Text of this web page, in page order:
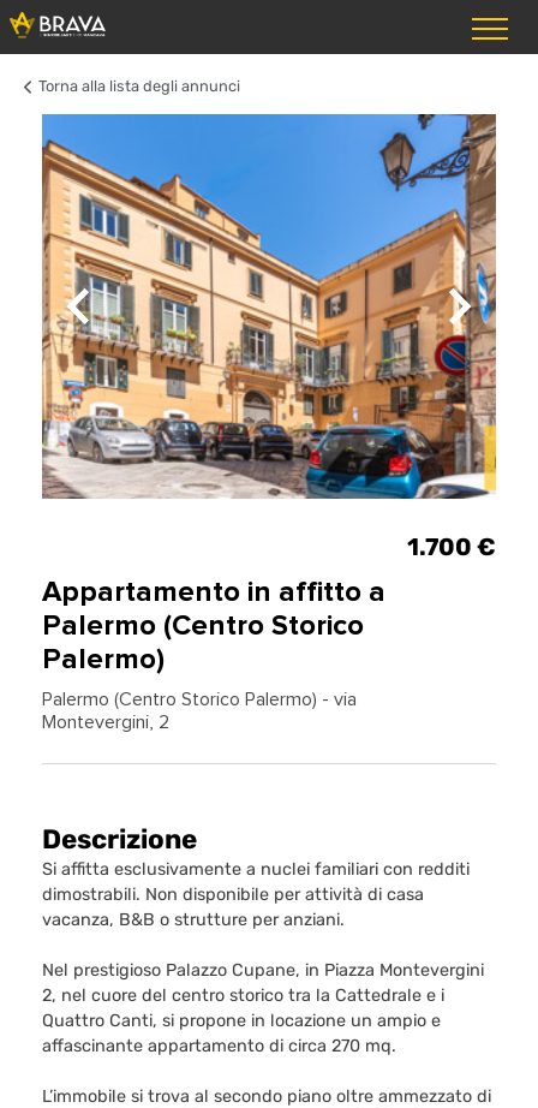
Torna alla lista degli annunci
Appartamento in affitto a
Palermo (Centro Storico
Palermo)
Palermo (Centro Storico Palermo) - via
Montevergini, 2
1.700 €
Descrizione
Si affitta esclusivamente a nuclei familiari con redditi
dimostrabili. Non disponibile per attività di casa
vacanza, B&B o strutture per anziani.
Nel prestigioso Palazzo Cupane, in Piazza Montevergini
2, nel cuore del centro storico tra la Cattedrale e i
Quattro Canti, si propone in locazione un ampio e
affascinante appartamento di circa 270 mq.
L’immobile si trova al secondo piano oltre ammezzato di